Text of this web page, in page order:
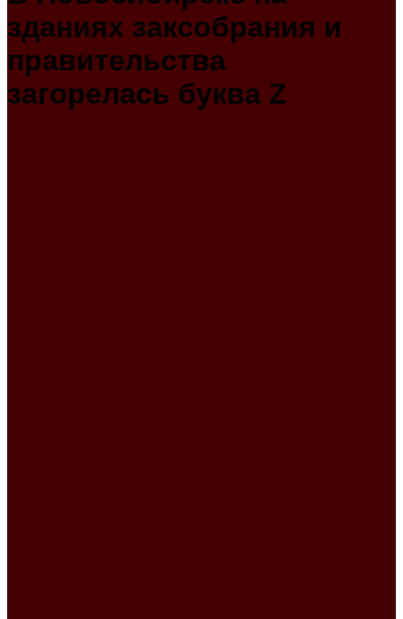
зданиях заксобрания и
правительства
загорелась буква Z